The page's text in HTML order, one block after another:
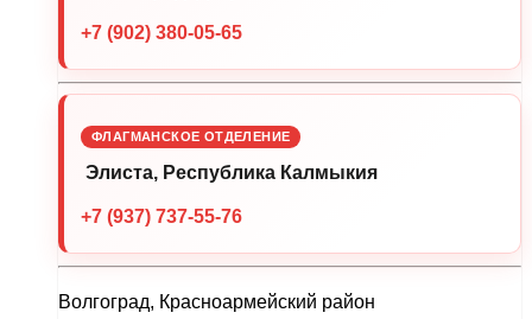
+7 (902) 380-05-65
ФЛАГМАНСКОЕ ОТДЕЛЕНИЕ
Элиста, Республика Калмыкия
+7 (937) 737-55-76
Волгоград, Красноармейский район